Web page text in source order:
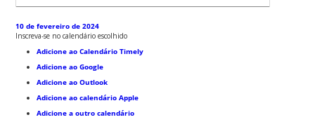
10 de fevereiro de 2024
Inscreva-se no calendário escolhido
Adicione ao Calendário Timely
Adicione ao Google
Adicione ao Outlook
Adicione ao calendário Apple
Adicione a outro calendário